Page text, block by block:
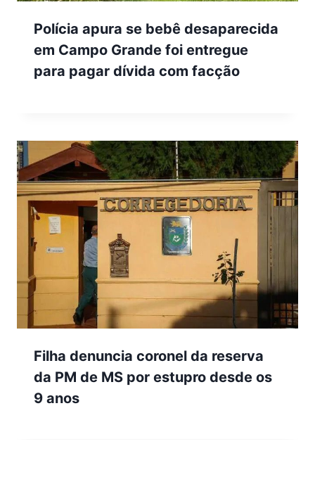
Polícia apura se bebê desaparecida
em Campo Grande foi entregue
para pagar dívida com facção
Filha denuncia coronel da reserva
da PM de MS por estupro desde os
9 anos